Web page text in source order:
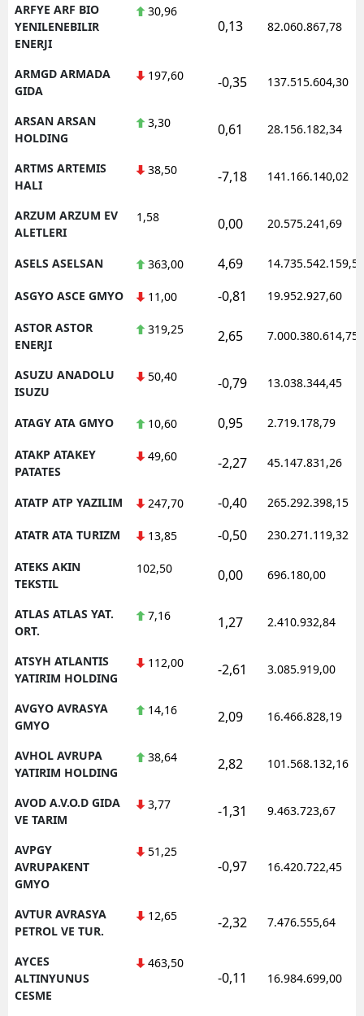
ARFYE ARF BIO
YENILENEBILIR
ENERJI
30,96
0,13 82.060.867,78
ARMGD ARMADA
GIDA
197,60 -0,35 137.515.604,30
ARSAN ARSAN
HOLDING
3,30 0,61 28.156.182,34
ARTMS ARTEMIS
HALI
38,50 -7,18 141.166.140,02
ARZUM ARZUM EV
ALETLERI
1,58 0,00 20.575.241,69
ASELS ASELSAN 363,00 4,69 14.735.542.159,50
ASGYO ASCE GMYO 11,00 -0,81 19.952.927,60
ASTOR ASTOR
ENERJI
319,25 2,65 7.000.380.614,75
ASUZU ANADOLU
ISUZU
50,40 -0,79 13.038.344,45
ATAGY ATA GMYO 10,60 0,95 2.719.178,79
ATAKP ATAKEY
PATATES
49,60 -2,27 45.147.831,26
ATATP ATP YAZILIM 247,70 -0,40 265.292.398,15
ATATR ATA TURIZM 13,85 -0,50 230.271.119,32
ATEKS AKIN
TEKSTIL
102,50 0,00 696.180,00
ATLAS ATLAS YAT.
ORT.
7,16 1,27 2.410.932,84
ATSYH ATLANTIS
YATIRIM HOLDING
112,00 -2,61 3.085.919,00
AVGYO AVRASYA
GMYO
14,16 2,09 16.466.828,19
AVHOL AVRUPA
YATIRIM HOLDING
38,64 2,82 101.568.132,16
AVOD A.V.O.D GIDA
VE TARIM
3,77 -1,31 9.463.723,67
AVPGY
AVRUPAKENT
GMYO
51,25
-0,97 16.420.722,45
AVTUR AVRASYA
PETROL VE TUR.
12,65 -2,32 7.476.555,64
AYCES
ALTINYUNUS
CESME
463,50
-0,11 16.984.699,00